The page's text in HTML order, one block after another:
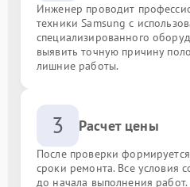
Инженер проводит
техники Samsung с
специализированного
выявить точную причину
лишние работы.
3 Расчет цены
После проверки
сроки ремонта. Все условия
до начала выполнения работ.